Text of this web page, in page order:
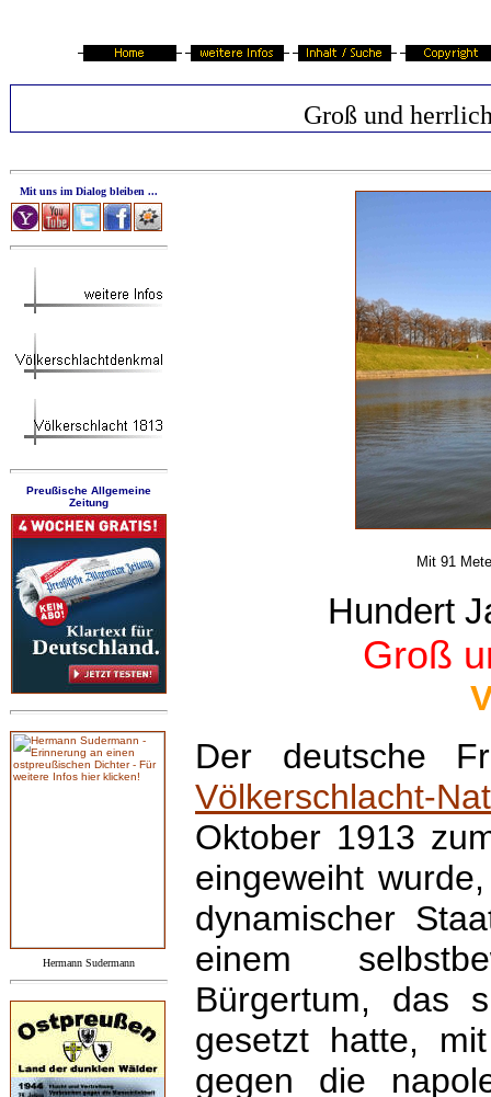
Groß und
Mit uns im Dialog bleiben ...
Preußische Allgemeine
Zeitung
Hermann Sudermann
Mit 91
Hundert
Groß
Der deutsche
Völkerschlacht-
Oktober 1913
eingeweiht
dynamischer
einem
Bürgertum, das
gesetzt hatte,
gegen die